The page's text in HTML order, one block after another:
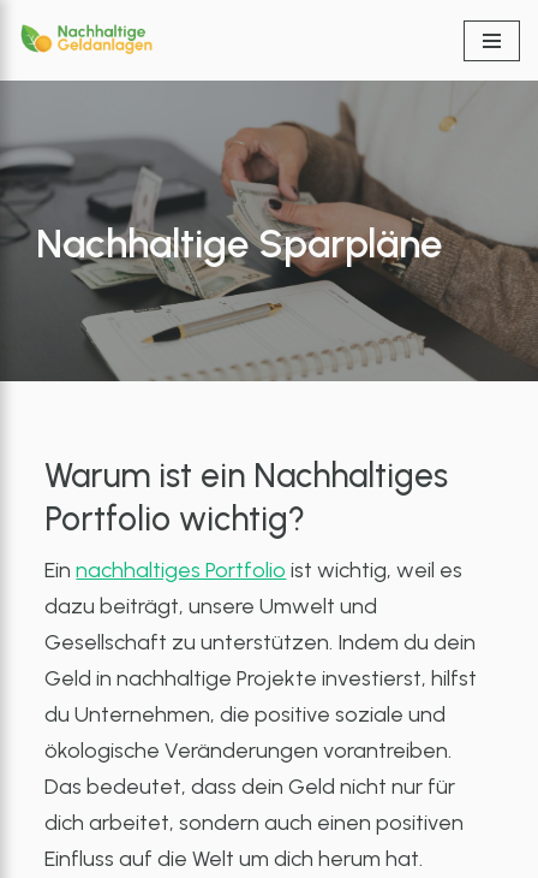
springen
Nachhaltige Sparpläne
Warum ist ein Nachhaltiges
Portfolio wichtig?
Einnachhaltiges Portfolio ist wichtig, weil es
dazu beiträgt, unsere Umwelt und
Gesellschaft zu unterstützen. Indem du dein
Geld in nachhaltige Projekte investierst, hilfst
du Unternehmen, die positive soziale und
ökologische Veränderungen vorantreiben.
Das bedeutet, dass dein Geld nicht nur für
dich arbeitet, sondern auch einen positiven
Einfluss auf die Welt um dich herum hat.